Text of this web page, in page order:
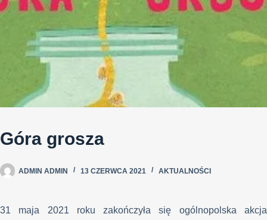
Góra grosza
ADMIN ADMIN 13 CZERWCA 2021 AKTUALNOŚCI
31 maja 2021 roku zakończyła się ogólnopolska akcja